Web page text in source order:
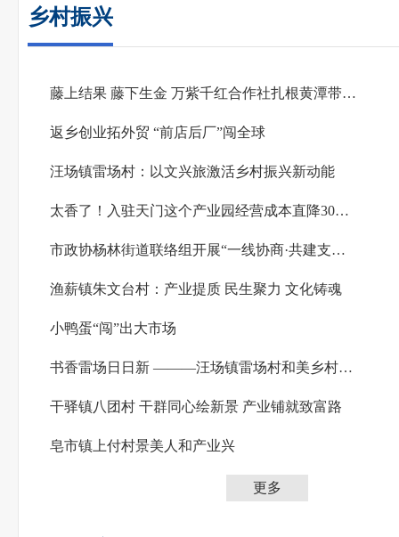
乡村振兴
藤上结果 藤下生金 万紫千红合作社扎根黄潭带农致富
返乡创业拓外贸 “前店后厂”闯全球
汪场镇雷场村：以文兴旅激活乡村振兴新动能
太香了！入驻天门这个产业园经营成本直降30%以上
市政协杨林街道联络组开展“一线协商·共建支点”活动
渔薪镇朱文台村：产业提质 民生聚力 文化铸魂
小鸭蛋“闯”出大市场
书香雷场日日新 ———汪场镇雷场村和美乡村建设侧记
干驿镇八团村 干群同心绘新景 产业铺就致富路
皂市镇上付村景美人和产业兴
更多